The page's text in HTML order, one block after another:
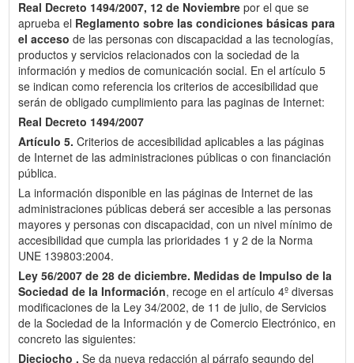
Real Decreto 1494/2007, 12 de Noviembre por el que se
aprueba el Reglamento sobre las condiciones básicas para
el acceso de las personas con discapacidad a las tecnologías,
productos y servicios relacionados con la sociedad de la
información y medios de comunicación social. En el artículo 5
se indican como referencia los criterios de accesibilidad que
serán de obligado cumplimiento para las paginas de Internet:
Real Decreto 1494/2007
Artículo 5. Criterios de accesibilidad aplicables a las páginas
de Internet de las administraciones públicas o con financiación
pública.
La información disponible en las páginas de Internet de las
administraciones públicas deberá ser accesible a las personas
mayores y personas con discapacidad, con un nivel mínimo de
accesibilidad que cumpla las prioridades 1 y 2 de la Norma
UNE 139803:2004.
Ley 56/2007 de 28 de diciembre. Medidas de Impulso de la
Sociedad de la Información, recoge en el artículo 4º diversas
modificaciones de la Ley 34/2002, de 11 de julio, de Servicios
de la Sociedad de la Información y de Comercio Electrónico, en
concreto las siguientes:
Dieciocho . Se da nueva redacción al párrafo segundo del